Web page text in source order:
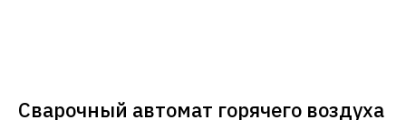
Сварочный автомат горячего воздуха